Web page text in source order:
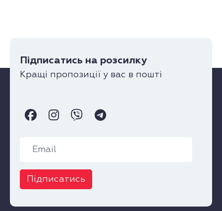
Підписатись на розсилку
Кращі пропозиції у вас в пошті
Підписатись